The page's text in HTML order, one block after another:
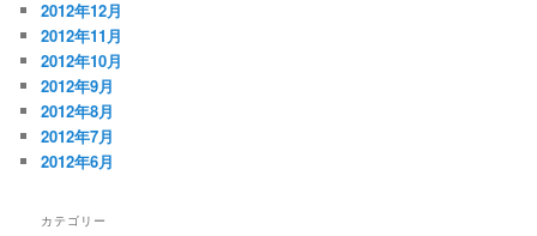
2012年12月
2012年11月
2012年10月
2012年9月
2012年8月
2012年7月
2012年6月
カテゴリー